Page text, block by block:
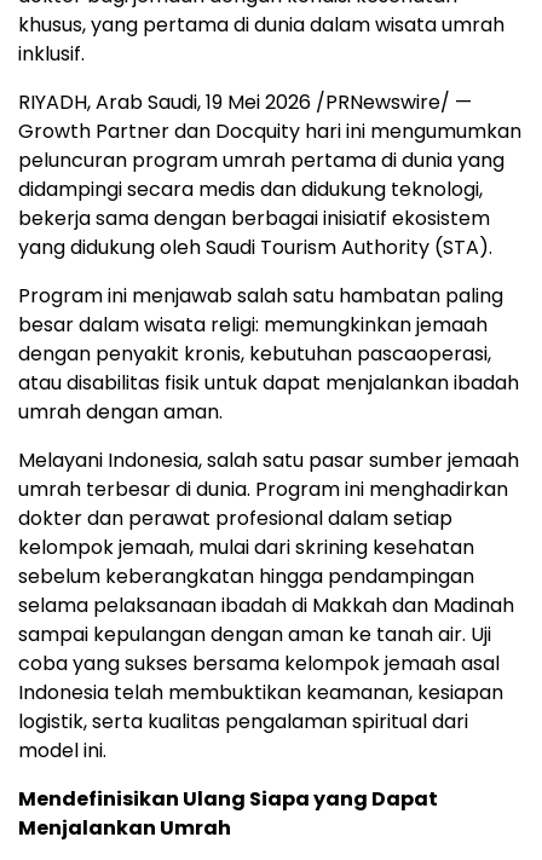
khusus, yang pertama di dunia dalam wisata umrah
inklusif.
RIYADH, Arab Saudi, 19 Mei 2026 /PRNewswire/ —
Growth Partner dan Docquity hari ini mengumumkan
peluncuran program umrah pertama di dunia yang
didampingi secara medis dan didukung teknologi,
bekerja sama dengan berbagai inisiatif ekosistem
yang didukung oleh Saudi Tourism Authority (STA).
Program ini menjawab salah satu hambatan paling
besar dalam wisata religi: memungkinkan jemaah
dengan penyakit kronis, kebutuhan pascaoperasi,
atau disabilitas fisik untuk dapat menjalankan ibadah
umrah dengan aman.
Melayani Indonesia, salah satu pasar sumber jemaah
umrah terbesar di dunia. Program ini menghadirkan
dokter dan perawat profesional dalam setiap
kelompok jemaah, mulai dari skrining kesehatan
sebelum keberangkatan hingga pendampingan
selama pelaksanaan ibadah di Makkah dan Madinah
sampai kepulangan dengan aman ke tanah air. Uji
coba yang sukses bersama kelompok jemaah asal
Indonesia telah membuktikan keamanan, kesiapan
logistik, serta kualitas pengalaman spiritual dari
model ini.
Mendefinisikan Ulang Siapa yang Dapat
Menjalankan Umrah